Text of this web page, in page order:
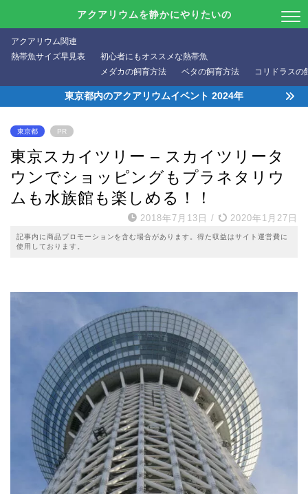
アクアリウムを静かにやりたいの
アクアリウム関連
熱帯魚サイズ早見表
初心者にもオススメな熱帯魚
メダカの飼育方法
ベタの飼育方法 コリドラスの
東京都内のアクアリウムイベント 2024年
東京都 PR
東京スカイツリー – スカイツリータ
ウンでショッピングもプラネタリウ
ムも水族館も楽しめる！！
2018年7月13日 / 2020年1月27日
記事内に商品プロモーションを含む場合があります。得た収益はサイト運営費に
使用しております。